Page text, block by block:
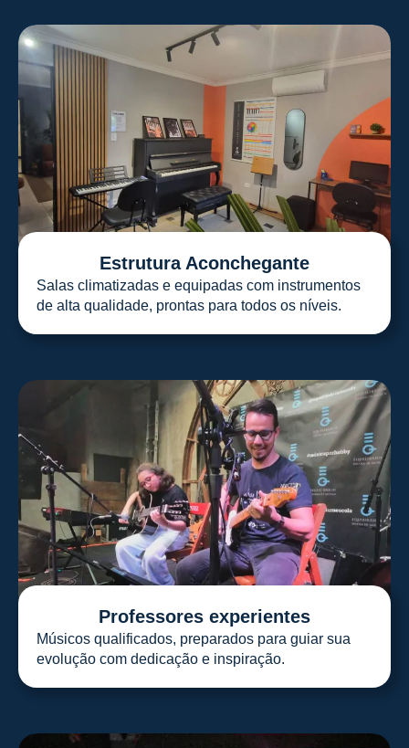
Estrutura Aconchegante
Salas climatizadas e equipadas com instrumentos
de alta qualidade, prontas para todos os níveis.
Professores experientes
Músicos qualificados, preparados para guiar sua
evolução com dedicação e inspiração.